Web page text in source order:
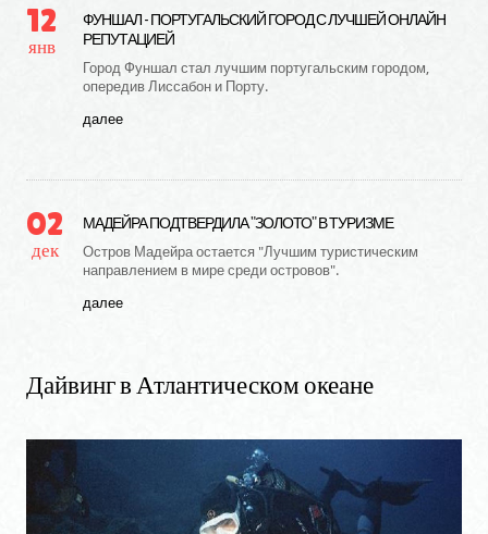
12
янв
ФУНШАЛ - ПОРТУГАЛЬСКИЙ ГОРОД С ЛУЧШЕЙ ОНЛАЙН
РЕПУТАЦИЕЙ
Город Фуншал стал лучшим португальским городом,
опередив Лиссабон и Порту.
далее
02
дек
МАДЕЙРА ПОДТВЕРДИЛА "ЗОЛОТО" В ТУРИЗМЕ
Остров Мадейра остается "Лучшим туристическим
направлением в мире среди островов".
далее
Дайвингв Атлантическомокеане